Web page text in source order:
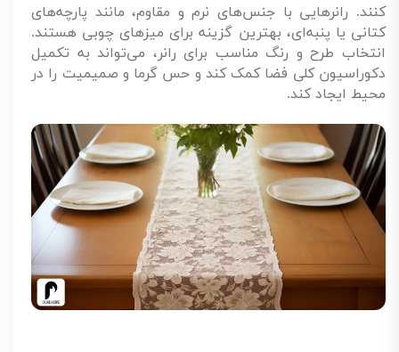
کنند. رانرهایی با جنس‌های نرم و مقاوم، مانند پارچه‌های
کتانی یا پنبه‌ای، بهترین گزینه برای میزهای چوبی هستند.
انتخاب طرح و رنگ مناسب برای رانر، می‌تواند به تکمیل
دکوراسیون کلی فضا کمک کند و حس گرما و صمیمیت را در
محیط ایجاد کند.